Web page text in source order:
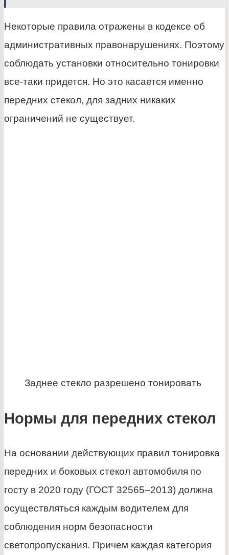
Некоторые правила отражены в кодексе об
административных правонарушениях. Поэтому
соблюдать установки относительно тонировки
все-таки придется. Но это касается именно
передних стекол, для задних никаких
ограничений не существует.
Заднее стекло разрешено тонировать
Нормы для передних стекол
На основании действующих правил тонировка
передних и боковых стекол автомобиля по
госту в 2020 году (ГОСТ 32565–2013) должна
осуществляться каждым водителем для
соблюдения норм безопасности
светопропускания. Причем каждая категория